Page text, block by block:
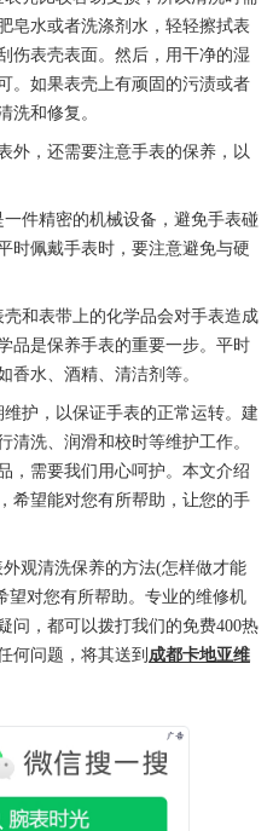
皂水或者洗涤剂水，轻轻擦拭表
伤表壳表面。然后，用干净的湿
。如果表壳上有顽固的污渍或者
洗和修复。
，还需要注意手表的保养，以
件精密的机械设备，避免手表碰
时佩戴手表时，要注意避免与硬
和表带上的化学品会对手表造成
品是保养手表的重要一步。平时
香水、酒精、清洁剂等。
护，以保证手表的正常运转。建
清洗、润滑和校时等维护工作。
，需要我们用心呵护。本文介绍
希望能对您有所帮助，让您的手
观清洗保养的方法(怎样做才能
望对您有所帮助。专业的维修机
问，都可以拨打我们的免费400热
何问题，将其送到 成都卡地亚维